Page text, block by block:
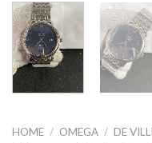
HOME / OMEGA / DE